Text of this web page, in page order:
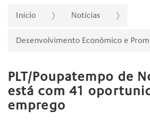
Início Notícias
Desenvolvimento Econômico e
PLT/Poupatempo de
está com 41
emprego